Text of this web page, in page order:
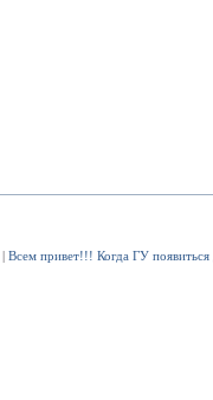
| Всем привет!!! Когда ГУ появиться